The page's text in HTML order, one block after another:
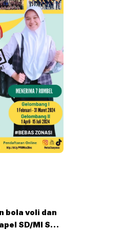
bola voli dan
SD/MI Se-